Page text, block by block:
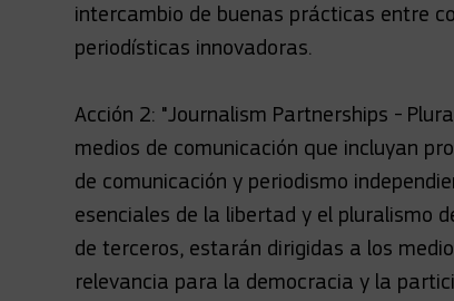
intercambio de buenas prácticas entre
periodísticas innovadoras.
Acción 2: "Journalism Partnerships -
medios de comunicación que incluyan
de comunicación y periodismo
esenciales de la libertad y el pluralismo
de terceros, estarán dirigidas a los
relevancia para la democracia y la